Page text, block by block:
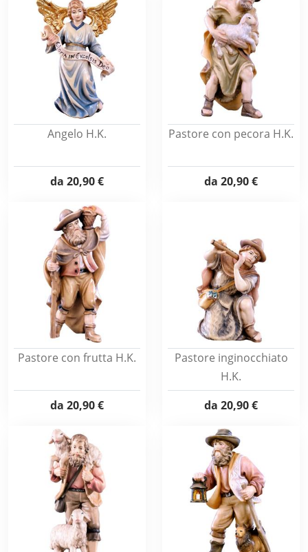
Angelo H.K.
da 20,90 €
Pastore con pecora H.K.
da 20,90 €
Pastore con frutta H.K.
da 20,90 €
Pastore inginocchiato
H.K.
da 20,90 €